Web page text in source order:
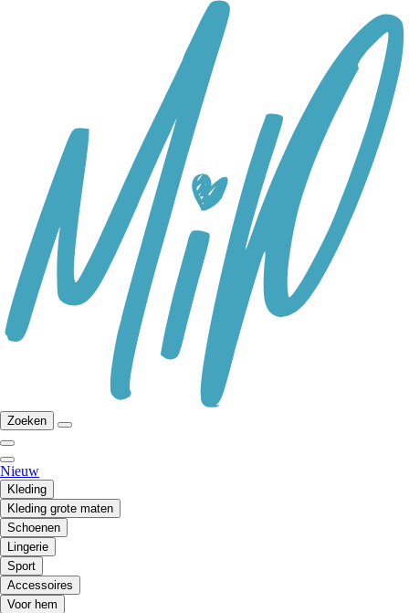
Zoeken
Nieuw
Kleding
Kleding grote maten
Schoenen
Lingerie
Sport
Accessoires
Voor hem